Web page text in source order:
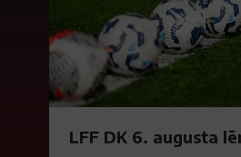
LFF DK 6. augusta